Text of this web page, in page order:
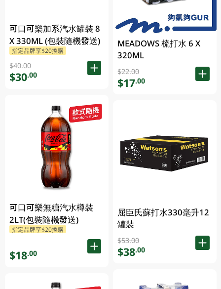
可口可樂加系汽水罐裝 8
X 330ML (包裝隨機發送)
指定品牌享$20換購
$40.00
$30.00
可口可樂無糖汽水樽裝
2LT(包裝隨機發送)
指定品牌享$20換購
$18.00
MEADOWS 梳打水 6 X
320ML
$22.00
$17.00
屈臣氏蘇打水330毫升12
罐裝
$53.00
$38.00